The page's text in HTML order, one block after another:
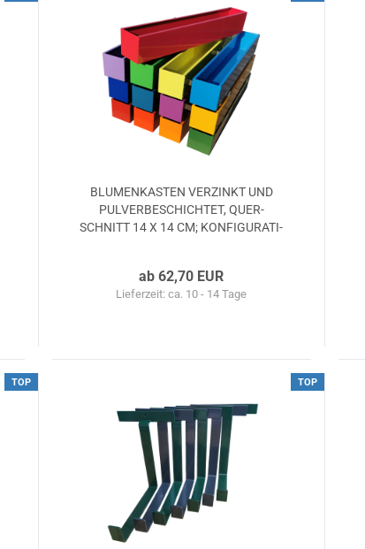
BLU­MEN­KAS­TEN VER­ZINKT UND
PUL­VER­BE­SCHICH­TET, QUER­
SCHNITT 14 X 14 CM; KON­FI­GU­RA­TI­
ab 62,70 EUR
Lieferzeit: ca. 10 - 14 Tage
TOP TOP